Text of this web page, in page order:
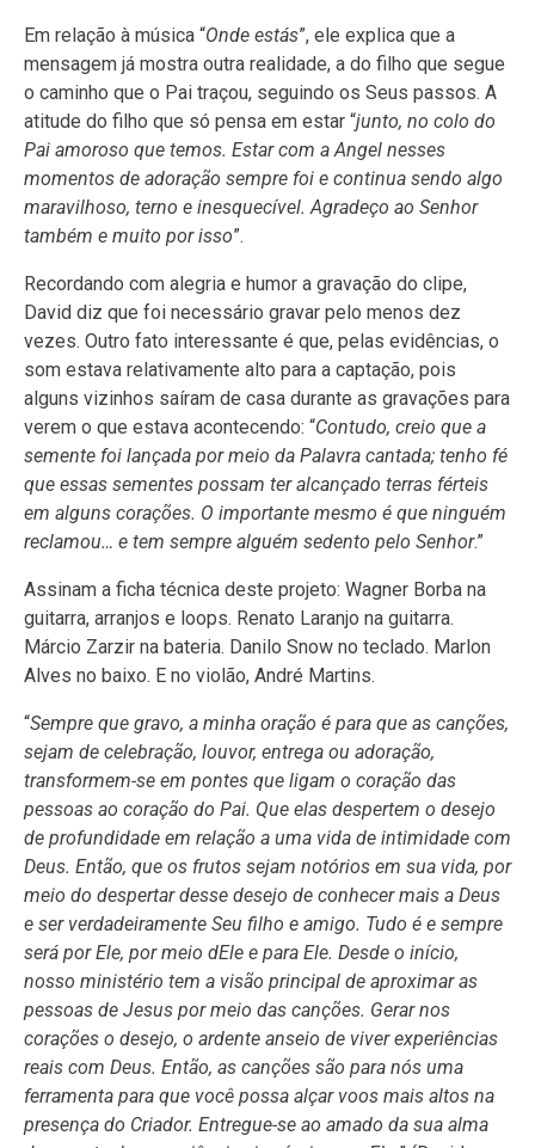
Em relação à música “Onde estás”, ele explica que a
mensagem já mostra outra realidade, a do filho que segue
o caminho que o Pai traçou, seguindo os Seus passos. A
atitude do filho que só pensa em estar “junto, no colo do
Pai amoroso que temos. Estar com a Angel nesses
momentos de adoração sempre foi e continua sendo algo
maravilhoso, terno e inesquecível. Agradeço ao Senhor
também e muito por isso”.
Recordando com alegria e humor a gravação do clipe,
David diz que foi necessário gravar pelo menos dez
vezes. Outro fato interessante é que, pelas evidências, o
som estava relativamente alto para a captação, pois
alguns vizinhos saíram de casa durante as gravações para
verem o que estava acontecendo: “Contudo, creio que a
semente foi lançada por meio da Palavra cantada; tenho fé
que essas sementes possam ter alcançado terras férteis
em alguns corações. O importante mesmo é que ninguém
reclamou… e tem sempre alguém sedento pelo Senhor.”
Assinam a ficha técnica deste projeto: Wagner Borba na
guitarra, arranjos e loops. Renato Laranjo na guitarra.
Márcio Zarzir na bateria. Danilo Snow no teclado. Marlon
Alves no baixo. E no violão, André Martins.
“Sempre que gravo, a minha oração é para que as canções,
sejam de celebração, louvor, entrega ou adoração,
transformem-se em pontes que ligam o coração das
pessoas ao coração do Pai. Que elas despertem o desejo
de profundidade em relação a uma vida de intimidade com
Deus. Então, que os frutos sejam notórios em sua vida, por
meio do despertar desse desejo de conhecer mais a Deus
e ser verdadeiramente Seu filho e amigo. Tudo é e sempre
será por Ele, por meio dEle e para Ele. Desde o início,
nosso ministério tem a visão principal de aproximar as
pessoas de Jesus por meio das canções. Gerar nos
corações o desejo, o ardente anseio de viver experiências
reais com Deus. Então, as canções são para nós uma
ferramenta para que você possa alçar voos mais altos na
presença do Criador. Entregue-se ao amado da sua alma